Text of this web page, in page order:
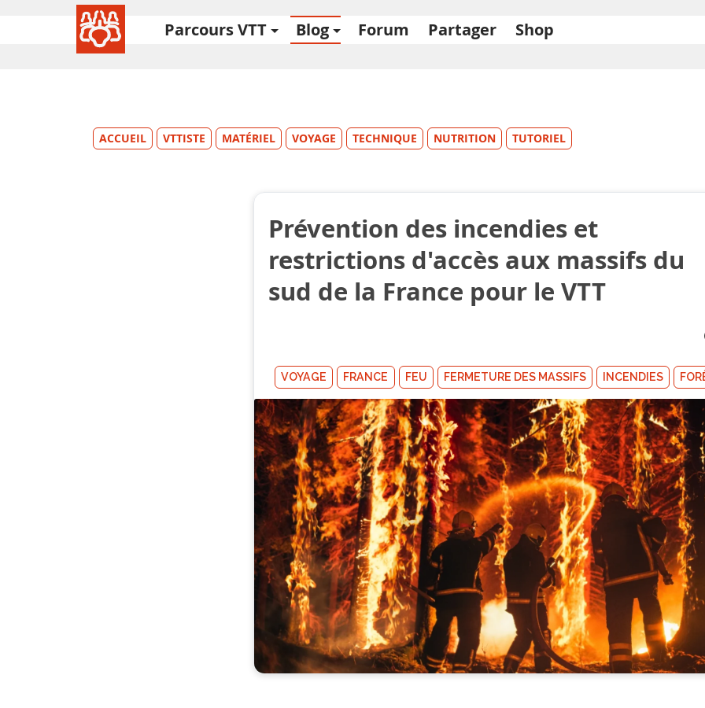
Parcours VTT Blog Forum Partager Shop
ACCUEIL VTTISTE MATÉRIEL VOYAGE TECHNIQUE NUTRITION TUTORIEL
Prévention des incendies et
restrictions d'accès aux massifs du
sud de la France pour le VTT
VOYAGE FRANCE FEU FERMETURE DES MASSIFS INCENDIES